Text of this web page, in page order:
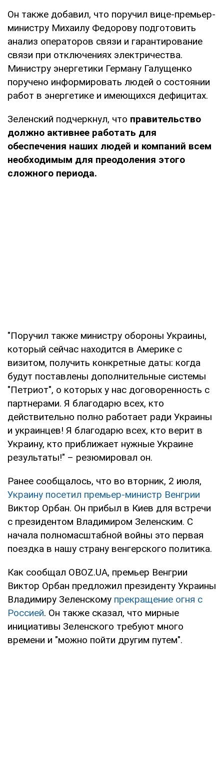
Он также добавил, что поручил вице-премьер-
министру Михаилу Федорову подготовить
анализ операторов связи и гарантирование
связи при отключениях электричества.
Министру энергетики Герману Галущенко
поручено информировать людей о состоянии
работ в энергетике и имеющихся дефицитах.
Зеленский подчеркнул, что правительство
должно активнее работать для
обеспечения наших людей и компаний всем
необходимым для преодоления этого
сложного периода.
"Поручил также министру обороны Украины,
который сейчас находится в Америке с
визитом, получить конкретные даты: когда
будут поставлены дополнительные системы
"Петриот", о которых у нас договоренность с
партнерами. Я благодарю всех, кто
действительно полно работает ради Украины
и украинцев! Я благодарю всех, кто верит в
Украину, кто приближает нужные Украине
результаты!" – резюмировал он.
Ранее сообщалось, что во вторник, 2 июля,
Украину посетил премьер-министр Венгрии
Виктор Орбан. Он прибыл в Киев для встречи
с президентом Владимиром Зеленским. С
начала полномасштабной войны это первая
поездка в нашу страну венгерского политика.
Как сообщал OBOZ.UA, премьер Венгрии
Виктор Орбан предложил президенту Украины
Владимиру Зеленскому прекращение огня с
Россией. Он также сказал, что мирные
инициативы Зеленского требуют много
времени и "можно пойти другим путем".